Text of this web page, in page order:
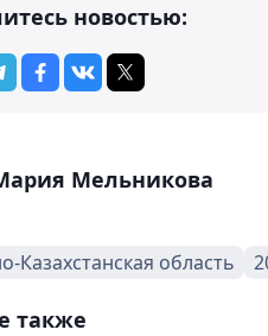
новостью:
Мельникова
Казахстанская область
также